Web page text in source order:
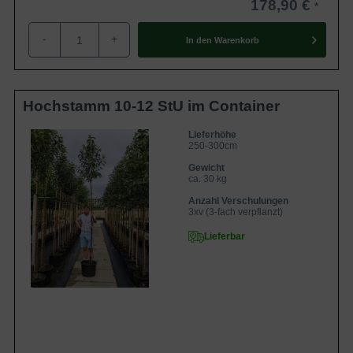
Das hellgrüne Blatt des Apfelbaums ’Braeburn‘
Ausstrahlung
Im Frühjahr begrüßen die kleinen Blätter des Malus
frischgrünen Blattfarbe. Die einzelnen Blättchen sind
eiförmig, mit einem zugespitzten Blattende und einem
gesägten Blattrand. Sie fühlen sich bei der Berührung
leicht rau an und funkeln in einem wunderschönen, satten
Grün. Der strahlende Anblick bringt Frische in den langsam
erwachenden Garten und macht den kleinen Baum zu
einem charismatischen Blickfang.
Im Herbst färben sich die Blätter in warmen
178,90 €
- + In den Warenkorb
Hochstamm 10-12 StU im Container
Lieferhöhe
250-300cm
Gewicht
ca. 30 kg
Anzahl Verschulungen
3xv (3-fach verpflanzt)
Lieferbar